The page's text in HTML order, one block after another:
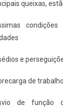
queixas,
e
de trabalho
de função